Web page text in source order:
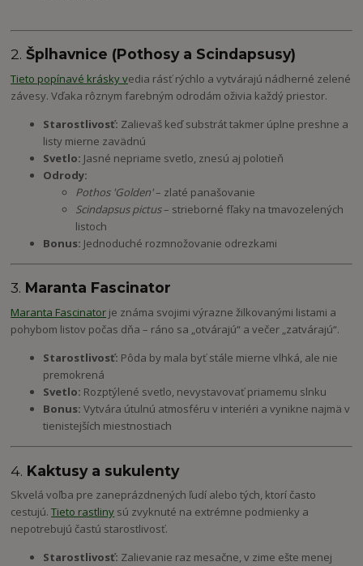
2.Šplhavnice (Pothosy a Scindapsusy)
Tieto popínavé krásky vedia rásť rýchlo a vytvárajú nádherné zelené
závesy. Vďaka rôznym farebným odrodám oživia každý priestor.
Starostlivosť: Zalievaš keď substrát takmer úplne preshne a
listy mierne zavädnú
Svetlo: Jasné nepriame svetlo, znesú aj polotieň
Odrody:
Pothos 'Golden'– zlaté panašovanie
Scindapsus pictus– strieborné fľaky na tmavozelených
listoch
Bonus: Jednoduché rozmnožovanie odrezkami
3. Maranta Fascinator
Maranta Fascinator je známa svojimi výrazne žilkovanými listami a
pohybom listov počas dňa – ráno sa „otvárajú“ a večer „zatvárajú“.
Starostlivosť: Pôda by mala byť stále mierne vlhká, ale nie
premokrená
Svetlo: Rozptýlené svetlo, nevystavovať priamemu slnku
Bonus: Vytvára útulnú atmosféru v interiéri a vynikne najmä v
tienistejších miestnostiach
4. Kaktusy a sukulenty
Skvelá voľba pre zaneprázdnených ľudí alebo tých, ktorí často
cestujú.Tieto rastliny sú zvyknuté na extrémne podmienky a
nepotrebujú častú starostlivosť.
Starostlivosť: Zalievanie raz mesačne, v zime ešte menej